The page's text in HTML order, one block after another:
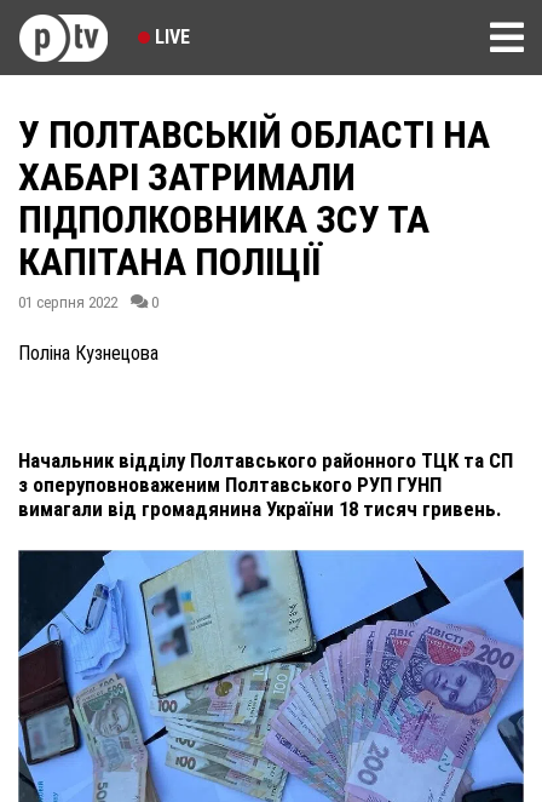
LIVE
У ПОЛТАВСЬКІЙ ОБЛАСТІ НА
ХАБАРІ ЗАТРИМАЛИ
ПІДПОЛКОВНИКА ЗСУ ТА
КАПІТАНА ПОЛІЦІЇ
01 серпня 2022 0
Поліна Кузнецова
Начальник відділу Полтавського районного ТЦК та СП
з оперуповноваженим Полтавського РУП ГУНП
вимагали від громадянина України 18 тисяч гривень.